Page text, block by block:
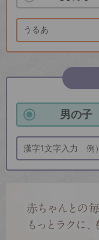
男の子